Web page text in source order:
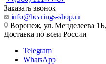
Заказать звонок
info@bearings-shop.ru
Воронеж, ул. Менделеева
Доставка по всей России
Telegram
WhatsApp